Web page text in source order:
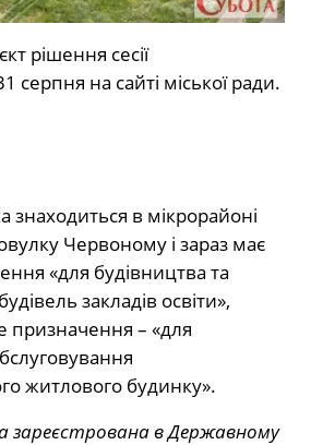
рішення сесії
на сайті міської ради.
знаходиться в мікрорайоні
Червоному і зараз має
«для будівництва та
закладів освіти»,
призначення – «для
житлового будинку».
зареєстрована в Державному